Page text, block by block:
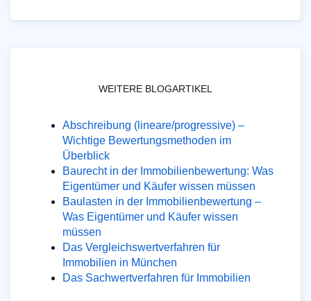
WEITERE BLOGARTIKEL
Abschreibung (lineare/progressive) –
Wichtige Bewertungsmethoden im
Überblick
Baurecht in der Immobilienbewertung: Was
Eigentümer und Käufer wissen müssen
Baulasten in der Immobilienbewertung –
Was Eigentümer und Käufer wissen
müssen
Das Vergleichswertverfahren für
Immobilien in München
Das Sachwertverfahren für Immobilien